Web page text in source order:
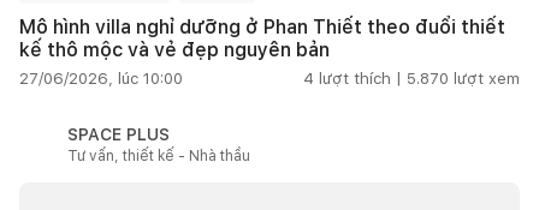
Mô hình villa nghỉ dưỡng ở Phan Thiết theo đuổi thiết
kế thô mộc và vẻ đẹp nguyên bản
27/06/2026, lúc 10:00 4 lượt thích | 5.870 lượt xem
SPACE PLUS
Tư vấn, thiết kế - Nhà thầu